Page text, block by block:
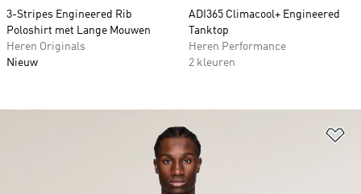
3-Stripes Engineered Rib
Poloshirt met Lange Mouwen
Heren Originals
Nieuw
ADI365 Climacool+ Engineered
Tanktop
Heren Performance
2 kleuren